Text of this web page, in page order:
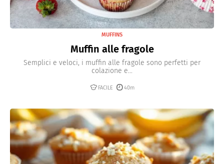
MUFFINS
Muffin alle fragole
Semplici e veloci, i muffin alle fragole sono perfetti per
colazione e...
FACILE 40m